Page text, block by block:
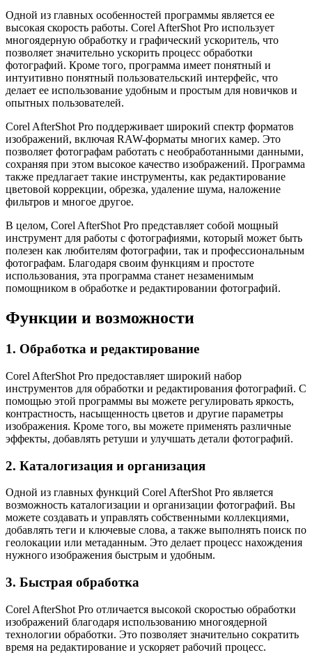
Одной из главных особенностей программы является ее
высокая скорость работы. Corel AfterShot Pro использует
многоядерную обработку и графический ускоритель, что
позволяет значительно ускорить процесс обработки
фотографий. Кроме того, программа имеет понятный и
интуитивно понятный пользовательский интерфейс, что
делает ее использование удобным и простым для новичков и
опытных пользователей.
Corel AfterShot Pro поддерживает широкий спектр форматов
изображений, включая RAW-форматы многих камер. Это
позволяет фотографам работать с необработанными данными,
сохраняя при этом высокое качество изображений. Программа
также предлагает такие инструменты, как редактирование
цветовой коррекции, обрезка, удаление шума, наложение
фильтров и многое другое.
В целом, Corel AfterShot Pro представляет собой мощный
инструмент для работы с фотографиями, который может быть
полезен как любителям фотографии, так и профессиональным
фотографам. Благодаря своим функциям и простоте
использования, эта программа станет незаменимым
помощником в обработке и редактировании фотографий.
Функции и возможности
1. Обработка и редактирование
Corel AfterShot Pro предоставляет широкий набор
инструментов для обработки и редактирования фотографий. С
помощью этой программы вы можете регулировать яркость,
контрастность, насыщенность цветов и другие параметры
изображения. Кроме того, вы можете применять различные
эффекты, добавлять ретуши и улучшать детали фотографий.
2. Каталогизация и организация
Одной из главных функций Corel AfterShot Pro является
возможность каталогизации и организации фотографий. Вы
можете создавать и управлять собственными коллекциями,
добавлять теги и ключевые слова, а также выполнять поиск по
геолокации или метаданным. Это делает процесс нахождения
нужного изображения быстрым и удобным.
3. Быстрая обработка
Corel AfterShot Pro отличается высокой скоростью обработки
изображений благодаря использованию многоядерной
технологии обработки. Это позволяет значительно сократить
время на редактирование и ускоряет рабочий процесс.